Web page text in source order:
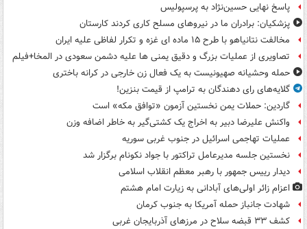
پاسخ نهایی حسین‌نژاد به پرسپولیس
پزشکیان: برادران ما در نیروهای مسلح کاری کردند کارستان
مخالفت نتانیاهو با طرح ۱۵ ماده ای غزه و تکرار لفاظی علیه ایران
تصاویری از عملیات بزرگ و دقیق یمنی ها علیه دشمن سعودی در المخا+فیلم
حمله وحشیانه صهیونیست به یک فعال زن خارجی در کرانه باختری
گلایه‌های رای دهندگان به ترامپ از قیمت بنزین!
گاردین: حملات یمن نخستین آزمون «توافق مکه» است
واکنش علیرضا دبیر به اخراج یک کشتی‌گیر به خاطر اضافه وزن
عملیات تهاجمی اسرائیل در جنوب غربی سوریه
نخستین جلسه مدیرعامل تراکتور با جواد نکونام برگزار شد
دیدار رییس جمهور با رهبر معظم انقلاب اسلامی
اعزام زائر اولی‌های آبادانی به زیارت امام هشتم
شهادت جانباز حمله آمریکا به جنوب کرمان
کشف ۳۳ قبضه سلاح در مرزهای آذربایجان غربی